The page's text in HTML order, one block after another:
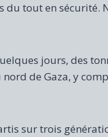
du tout en sécurité.
jours, des
de Gaza, y
sur trois